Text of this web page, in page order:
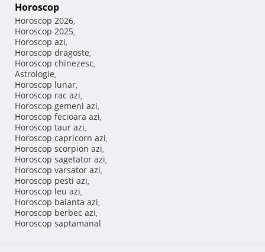
Horoscop
Horoscop 2026,
Horoscop 2025,
Horoscop azi,
Horoscop dragoste,
Horoscop chinezesc,
Astrologie,
Horoscop lunar,
Horoscop rac azi,
Horoscop gemeni azi,
Horoscop fecioara azi,
Horoscop taur azi,
Horoscop capricorn azi,
Horoscop scorpion azi,
Horoscop sagetator azi,
Horoscop varsator azi,
Horoscop pesti azi,
Horoscop leu azi,
Horoscop balanta azi,
Horoscop berbec azi,
Horoscop saptamanal